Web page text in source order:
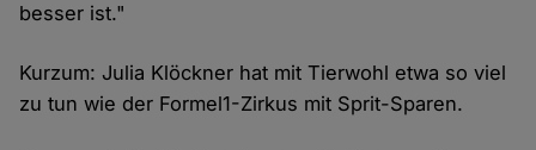
besser ist."
Kurzum: Julia Klöckner hat mit Tierwohl etwa so viel
zu tun wie der Formel1-Zirkus mit Sprit-Sparen.